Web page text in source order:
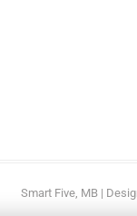
Smart Five, MB |